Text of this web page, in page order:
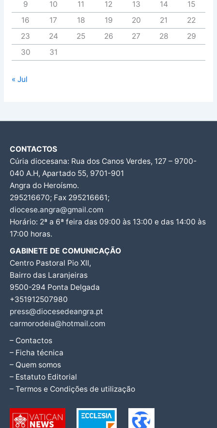
9
10 11 12 13 14
15
16
17 18 19 20 21
22
23
24 25 26 27 28
29
30
31
« Jul
CONTACTOS
Cúria diocesana: Rua dos Canos Verdes, 127 – 9700-
040 A.H, Apartado 55, 9701-901
Angra do Heroísmo.
295216670; Fax 295216661;
diocese.angra@gmail.com
Horário: 2ª a 6ª feira das 09:00 às 13:00 e das 14:00 às
17:00 horas.
GABINETE DE COMUNICAÇÃO
Centro Pastoral Pio XII,
Bairro das Laranjeiras
9500-294 Ponta Delgada
+351912507980
press@diocesedeangra.pt
carmorodeia@hotmail.com
– Contactos
– Ficha técnica
– Quem somos
– Estatuto Editorial
– Termos e Condições de utilização